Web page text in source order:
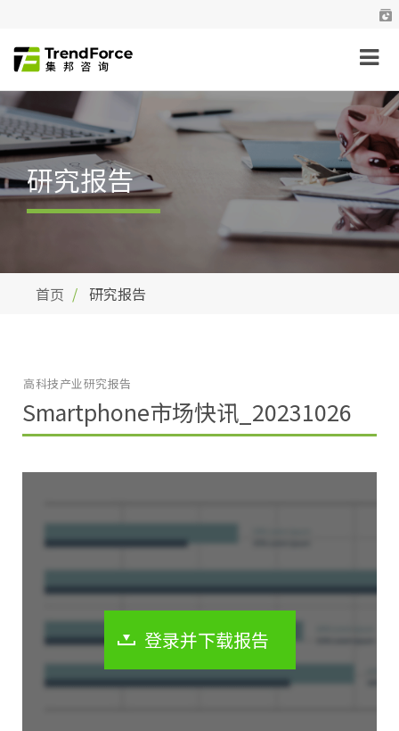
研究报告
首页 研究报告
Smartphone市场快讯_20231026
高科技产业研究报告
登录并下载报告